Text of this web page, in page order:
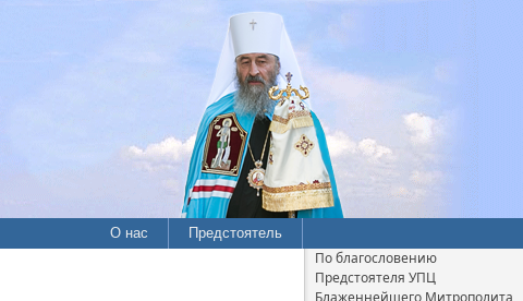
О нас Предстоятель
По благословению
Предстоятеля УПЦ
Блаженнейшего Митрополита